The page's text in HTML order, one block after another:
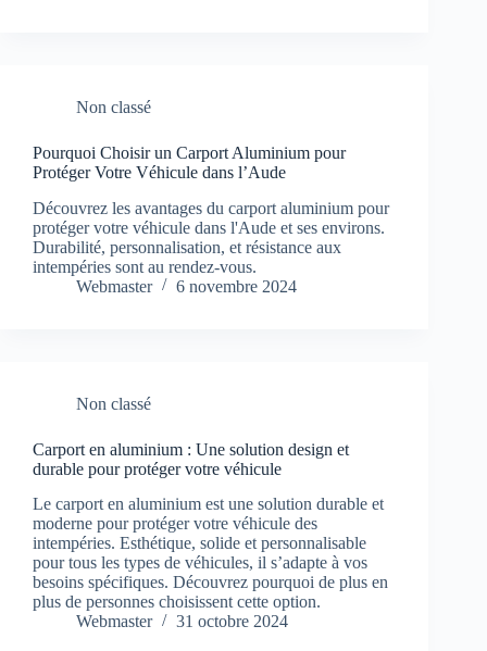
Non classé
Pourquoi Choisir un Carport Aluminium pour
Protéger Votre Véhicule dans l’Aude
Découvrez les avantages du carport aluminium pour
protéger votre véhicule dans l'Aude et ses environs.
Durabilité, personnalisation, et résistance aux
intempéries sont au rendez-vous.
Webmaster
6 novembre 2024
Non classé
Carport en aluminium : Une solution design et
durable pour protéger votre véhicule
Le carport en aluminium est une solution durable et
moderne pour protéger votre véhicule des
intempéries. Esthétique, solide et personnalisable
pour tous les types de véhicules, il s’adapte à vos
besoins spécifiques. Découvrez pourquoi de plus en
plus de personnes choisissent cette option.
Webmaster
31 octobre 2024